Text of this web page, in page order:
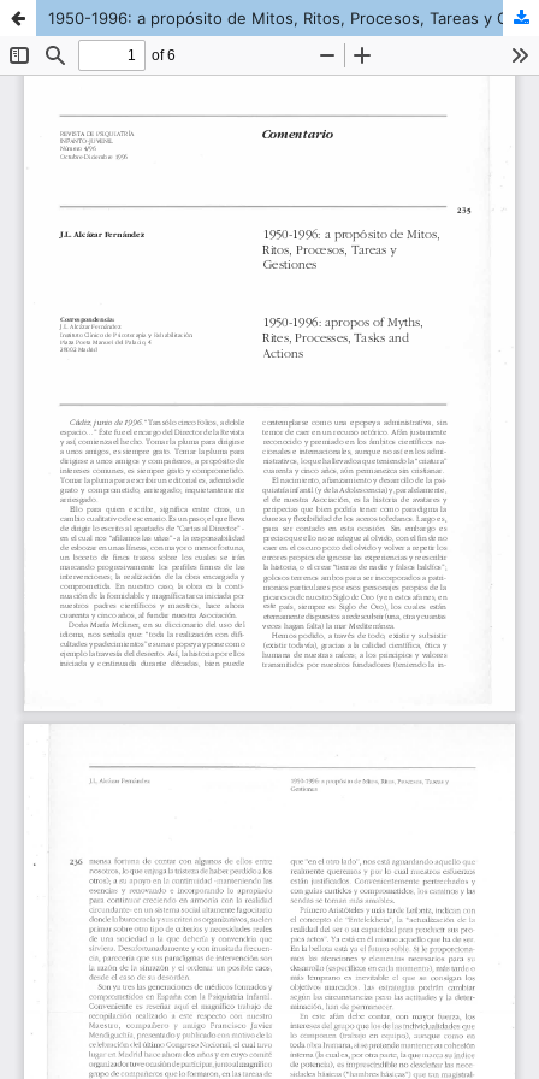
1950-1996: a propósito de Mitos, Ritos, Procesos, Tareas y Gestiones